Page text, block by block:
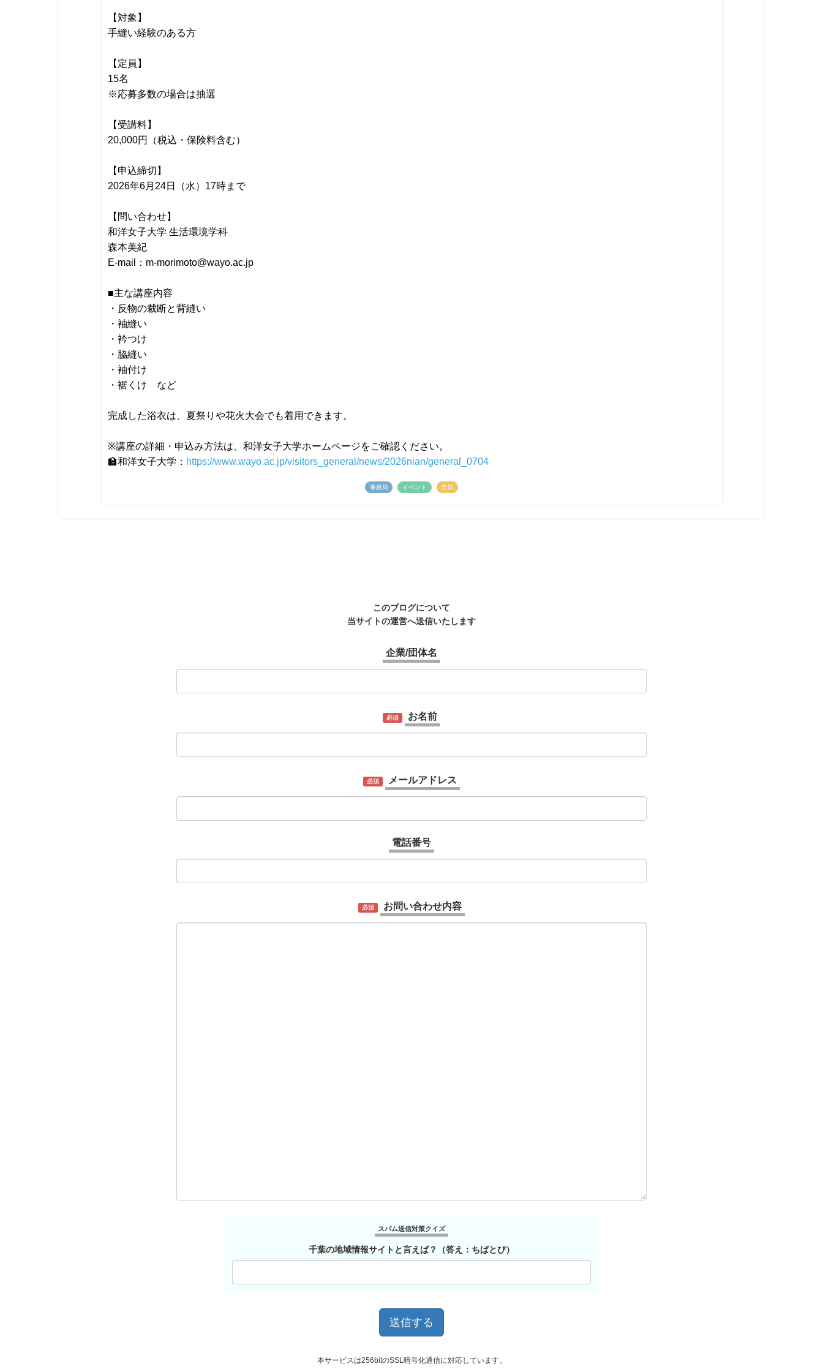
【対象】
手縫い経験のある方
【定員】
15名
※応募多数の場合は抽選
【受講料】
20,000円（税込・保険料含む）
【申込締切】
2026年6月24日（水）17時まで
【問い合わせ】
和洋女子大学 生活環境学科
森本美紀
E-mail：m-morimoto@wayo.ac.jp
■主な講座内容
・反物の裁断と背縫い
・袖縫い
・衿つけ
・脇縫い
・袖付け
・裾くけ など
完成した浴衣は、夏祭りや花火大会でも着用できます。
※講座の詳細・申込み方法は、和洋女子大学ホームページをご確認ください。
🏫和洋女子大学： https://www.wayo.ac.jp/visitors_general/news/2026nian/general_0704
事務局 イベント 市川
このブログについて
当サイトの運営へ送信いたします
企業/団体名
必須 お名前
必須 メールアドレス
電話番号
必須 お問い合わせ内容
スパム送信対策クイズ
千葉の地域情報サイトと言えば？（答え：ちばとぴ）
本サービスは256bitのSSL暗号化通信に対応しています。